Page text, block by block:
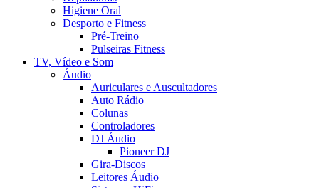
Higiene Oral
Desporto e Fitness
Pré-Treino
Pulseiras Fitness
TV, Vídeo e Som
Áudio
Auriculares e Auscultadores
Auto Rádio
Colunas
Controladores
DJ Áudio
Pioneer DJ
Gira-Discos
Leitores Áudio